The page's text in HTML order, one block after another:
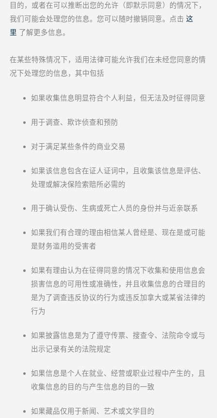
目的，或者在可以推断出您的允许（即默示同意）的情况下，
我们可能会处理您的信息。您可以随时撤销同意。点击 这
里 了解更多信息。
在某些特殊情况下，适用法律可能允许我们在未经您同意的情
况下处理您的信息，其中包括
如果收集信息明显符合个人利益，但无法及时征得同意
用于调查、欺诈侦查和预防
对于满足某些条件的商业交易
如果该信息包含在证人证词中，且收集该信息是评估、
处理或解决保险索赔所必需的
用于确认受伤、生病或死亡人员的身份并与近亲联系
如果我们有合理的理由相信某人曾经是、现在是或可能
是财务滥用的受害者
如果有理由认为在征得同意的情况下收集和使用信息会
损害信息的可用性或准确性，并且收集信息的合理目的
是为了调查违反协议的行为或违反加拿大或某省法律的
行为
如果披露信息是为了遵守传票、搜查令、法院命令或与
出示记录有关的法院规定
如果信息是个人在就业、经营或职业过程中产生的，且
收集信息的目的与产生信息的目的一致
如果藏品仅用于新闻、艺术或文学目的